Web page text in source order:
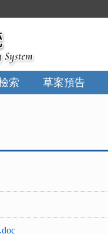
索 草案預告